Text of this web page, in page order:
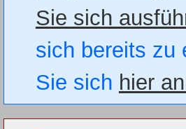
Sie sich
sich bereits zu
Sie sich hier